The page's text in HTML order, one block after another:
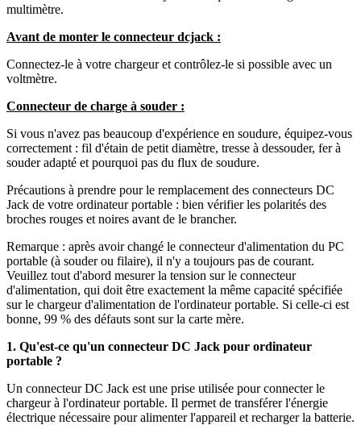
multimètre.
Avant de monter le connecteur dcjack :
Connectez-le à votre chargeur et contrôlez-le si possible avec un
voltmètre.
Connecteur de charge à souder :
Si vous n'avez pas beaucoup d'expérience en soudure, équipez-vous
correctement : fil d'étain de petit diamètre, tresse à dessouder, fer à
souder adapté et pourquoi pas du flux de soudure.
Précautions à prendre pour le remplacement des connecteurs DC
Jack de votre ordinateur portable : bien vérifier les polarités des
broches rouges et noires avant de le brancher.
Remarque : après avoir changé le connecteur d'alimentation du PC
portable (à souder ou filaire), il n'y a toujours pas de courant.
Veuillez tout d'abord mesurer la tension sur le connecteur
d'alimentation, qui doit être exactement la même capacité spécifiée
sur le chargeur d'alimentation de l'ordinateur portable. Si celle-ci est
bonne, 99 % des défauts sont sur la carte mère.
1. Qu'est-ce qu'un connecteur DC Jack pour ordinateur
portable ?
Un connecteur DC Jack est une prise utilisée pour connecter le
chargeur à l'ordinateur portable. Il permet de transférer l'énergie
électrique nécessaire pour alimenter l'appareil et recharger la batterie.